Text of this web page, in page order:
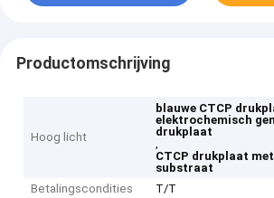
Productomschrijving
Hoog licht
blauwe CTCP
elektrochemisch
drukplaat
,
CTCP drukplaat
substraat
Betalingscondities
T/T